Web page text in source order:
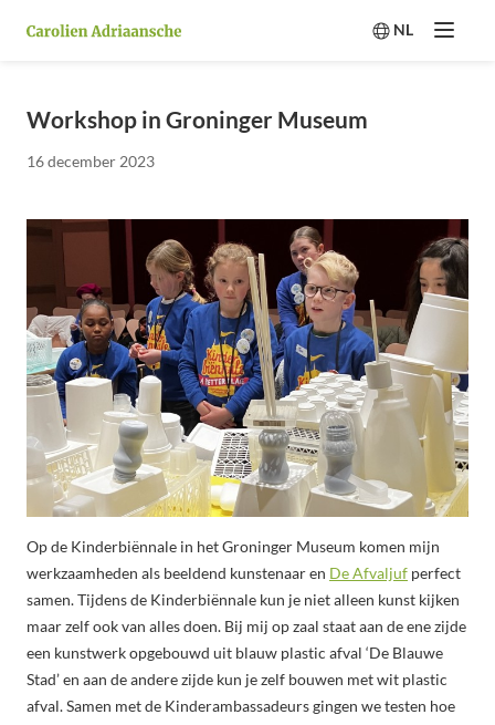
Menu
NL
Switch
Workshop in Groninger Museum
16 december 2023
Op de Kinderbiënnale in het Groninger Museum komen mijn
werkzaamheden als beeldend kunstenaar en De Afvaljuf perfect
samen. Tijdens de Kinderbiënnale kun je niet alleen kunst kijken
maar zelf ook van alles doen. Bij mij op zaal staat aan de ene zijde
een kunstwerk opgebouwd uit blauw plastic afval ‘De Blauwe
Stad’ en aan de andere zijde kun je zelf bouwen met wit plastic
afval. Samen met de Kinderambassadeurs gingen we testen hoe